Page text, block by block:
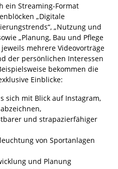
ein Streaming-Format
„Digitale
„Nutzung und
„Planung, Bau und Pflege
mehrere Videovorträge
der persönlichen Interessen
bekommen die
Einblicke:
sich mit Blick auf Instagram,
und strapazierfähiger
von Sportanlagen
und Planung